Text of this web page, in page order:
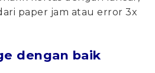
paper jam atau error 3x
dengan baik